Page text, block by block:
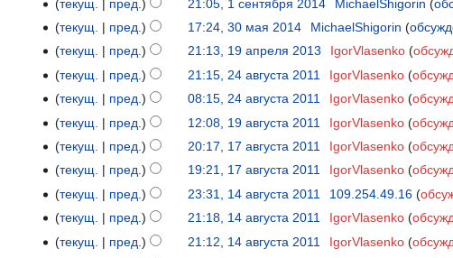
2018
сентября
2014
текущ. пред. 21:05, 1 сентября 2014 MichaelShigorin
30
мая
2014
текущ. пред. 17:24, 30 мая 2014 MichaelShigorin
19
апреля
2013
текущ. пред. 21:13, 19 апреля 2013 IgorVlasenko
24
августа
2011
текущ. пред. 21:15, 24 августа 2011 IgorVlasenko
текущ.
пред. 08:15, 24 августа 2011 IgorVlasenko
19
августа
2011
текущ. пред. 12:08, 19 августа 2011 IgorVlasenko
Н
т
о
п
и
17
августа
2011
текущ. пред. 20:17, 17 августа 2011 IgorVlasenko
текущ.
пред. 19:21, 17 августа 2011 IgorVlasenko
Н
т
о
14
августа
2011
текущ. пред. 23:31, 14 августа 2011 109.254.49.16
текущ.
пред. 21:18, 14 августа 2011 IgorVlasenko
текущ.
пред. 21:12, 14 августа 2011 IgorVlasenko